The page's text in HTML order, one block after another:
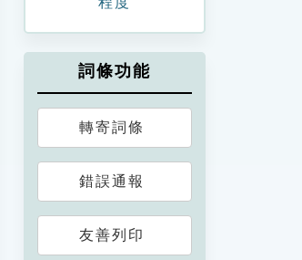
詞條功能
轉寄詞條
錯誤通報
友善列印